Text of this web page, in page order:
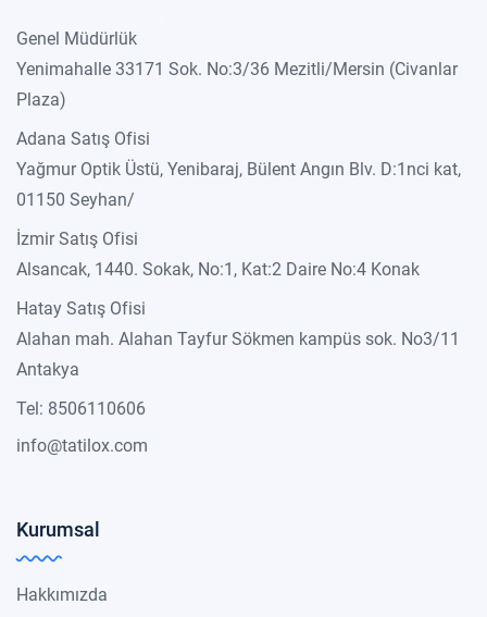
Genel Müdürlük
Yenimahalle 33171 Sok. No:3/36 Mezitli/Mersin (Civanlar
Plaza)
Adana Satış Ofisi
Yağmur Optik Üstü, Yenibaraj, Bülent Angın Blv. D:1nci kat,
01150 Seyhan/
İzmir Satış Ofisi
Alsancak, 1440. Sokak, No:1, Kat:2 Daire No:4 Konak
Hatay Satış Ofisi
Alahan mah. Alahan Tayfur Sökmen kampüs sok. No3/11
Antakya
Tel: 8506110606
info@tatilox.com
Kurumsal
Hakkımızda